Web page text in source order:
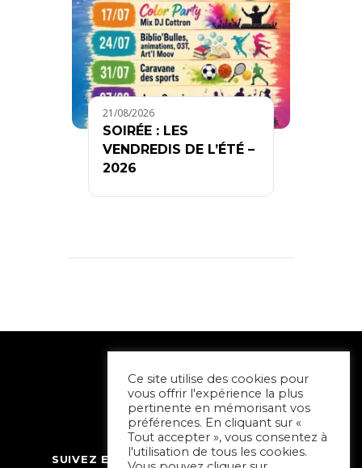
21/08/2026
SOIRÉE : LES
VENDREDIS DE L’ÉTÉ –
2026
SUIVEZ ET CONTACTEZ SORTIR À NIORT
Ce site utilise des cookies pour
vous offrir l'expérience la plus
pertinente en mémorisant vos
préférences. En cliquant sur «
Tout accepter », vous consentez à
l'utilisation de tous les cookies.